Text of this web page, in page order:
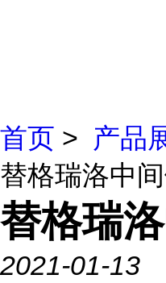
首页 > 产品
替格瑞洛中
替格瑞
2021-01-13